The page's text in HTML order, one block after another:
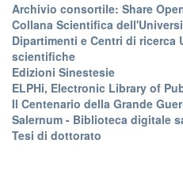
Archivio consortile: Share
Collana Scientifica
Dipartimenti e Centri di ricerca
scientifiche
Edizioni Sinestesie
ELPHi, Electronic Library of
Il Centenario della Grande
Salernum - Biblioteca digitale
Tesi di dottorato